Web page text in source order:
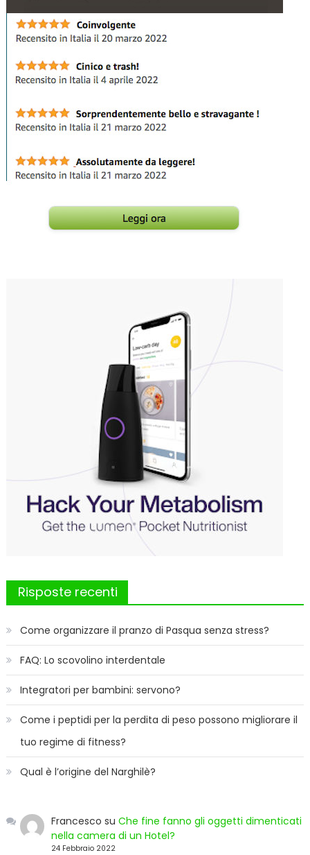
Risposte recenti
Come organizzare il pranzo di Pasqua senza stress?
FAQ: Lo scovolino interdentale
Integratori per bambini: servono?
Come i peptidi per la perdita di peso possono migliorare il
tuo regime di fitness?
Qual è l’origine del Narghilè?
Francesco suChe fine fanno gli oggetti dimenticati
nella camera di un Hotel?
24 Febbraio 2022